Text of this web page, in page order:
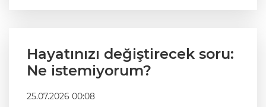
Hayatınızı değiştirecek soru:
Ne istemiyorum?
25.07.2026 00:08